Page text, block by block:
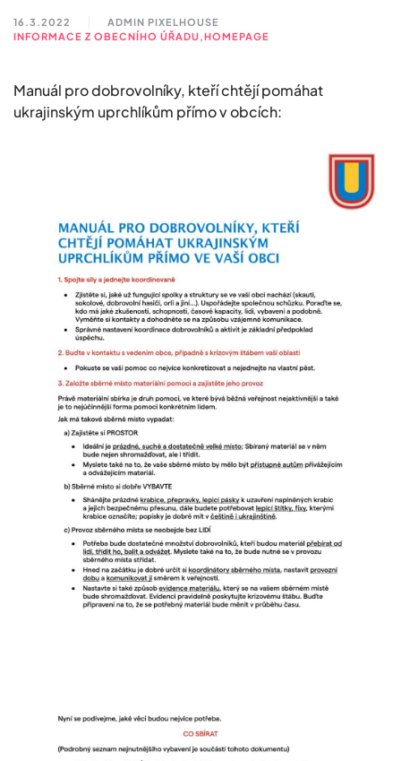
16.3.2022
ADMIN PIXELHOUSE
INFORMACE Z OBECNÍHO ÚŘADU,HOMEPAGE
Manuál pro dobrovolníky, kteří chtějí pomáhat
ukrajinským uprchlíkům přímo v obcích: